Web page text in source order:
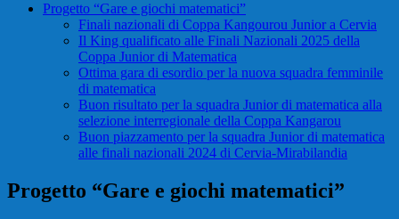
Progetto “Gare e giochi matematici”
Finali nazionali di Coppa Kangourou Junior a Cervia
Il King qualificato alle Finali Nazionali 2025 della
Coppa Junior di Matematica
Ottima gara di esordio per la nuova squadra femminile
di matematica
Buon risultato per la squadra Junior di matematica alla
selezione interregionale della Coppa Kangarou
Buon piazzamento per la squadra Junior di matematica
alle finali nazionali 2024 di Cervia-Mirabilandia
Progetto “Gare e giochi matematici”